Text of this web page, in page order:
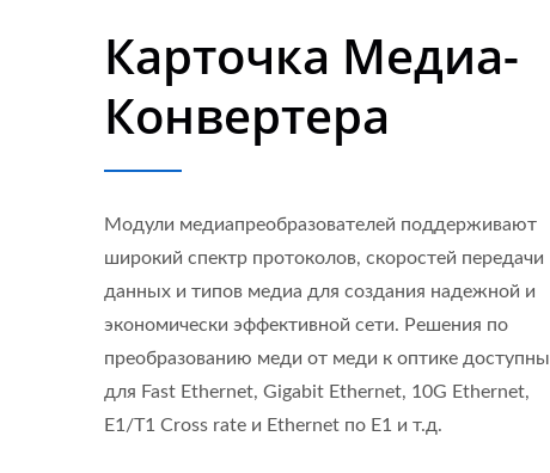
Карточка Медиа-
Конвертера
Модули медиапреобразователей поддерживают
широкий спектр протоколов, скоростей передачи
данных и типов медиа для создания надежной и
экономически эффективной сети. Решения по
преобразованию меди от меди к оптике доступны
для Fast Ethernet, Gigabit Ethernet, 10G Ethernet,
E1/T1 Cross rate и Ethernet по E1 и т.д.